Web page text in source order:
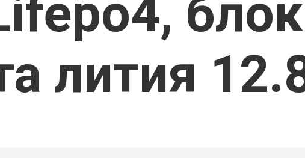
лития